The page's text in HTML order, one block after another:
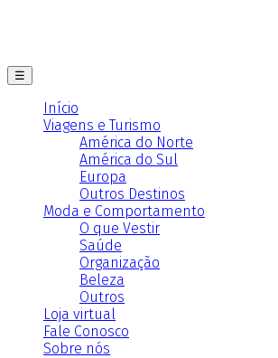
☰
Início
Viagens e Turismo
América do Norte
América do Sul
Europa
Outros Destinos
Moda e Comportamento
O que Vestir
Saúde
Organização
Beleza
Outros
Loja virtual
Fale Conosco
Sobre nós